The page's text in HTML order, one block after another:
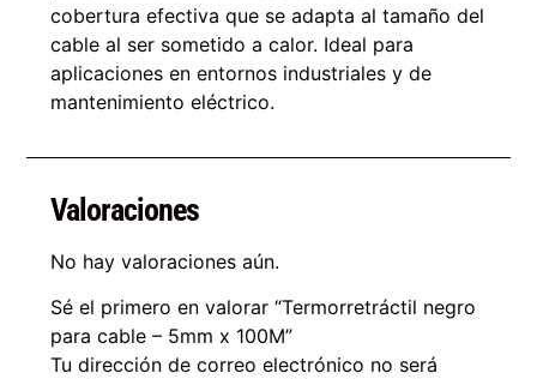
cobertura efectiva que se adapta al tamaño del
cable al ser sometido a calor. Ideal para
aplicaciones en entornos industriales y de
mantenimiento eléctrico.
Valoraciones
No hay valoraciones aún.
Sé el primero en valorar “Termorretráctil negro
para cable – 5mm x 100M”
Tu dirección de correo electrónico no será